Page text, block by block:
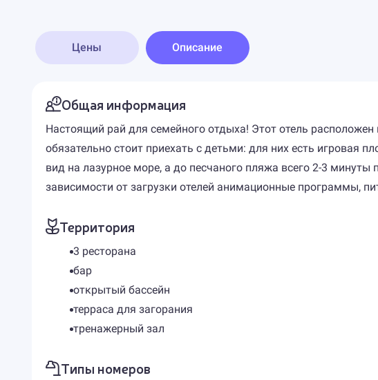
Цены Описание
Общая информация
Настоящий рай для семейного отдыха! Этот отель
обязательно стоит приехать с детьми: для них есть игровая
вид на лазурное море, а до песчаного пляжа всего 2-3
зависимости от загрузки отелей анимационные программы,
Территория
3 ресторана
бар
открытый бассейн
терраса для загорания
тренажерный зал
Типы номеров